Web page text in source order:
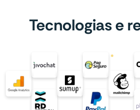
Tecnologias e